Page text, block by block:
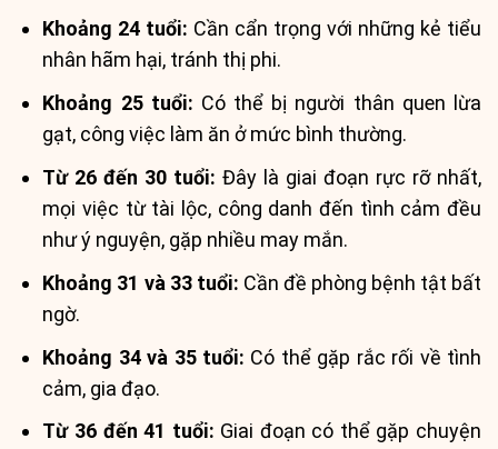
Khoảng 24 tuổi: Cần cẩn trọng với những kẻ tiểu
nhân hãm hại, tránh thị phi.
Khoảng 25 tuổi: Có thể bị người thân quen lừa
gạt, công việc làm ăn ở mức bình thường.
Từ 26 đến 30 tuổi: Đây là giai đoạn rực rỡ nhất,
mọi việc từ tài lộc, công danh đến tình cảm đều
như ý nguyện, gặp nhiều may mắn.
Khoảng 31 và 33 tuổi: Cần đề phòng bệnh tật bất
ngờ.
Khoảng 34 và 35 tuổi: Có thể gặp rắc rối về tình
cảm, gia đạo.
Từ 36 đến 41 tuổi: Giai đoạn có thể gặp chuyện